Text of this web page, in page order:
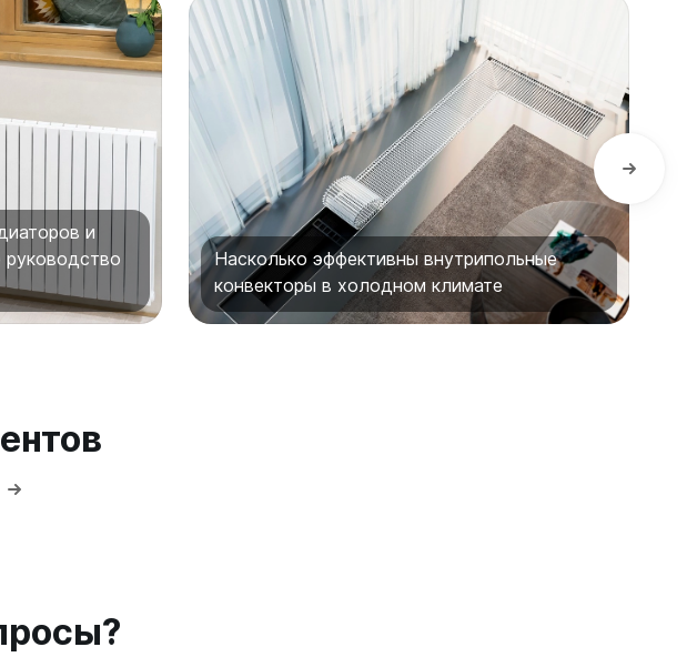
и
Насколько эффективны внутрипольные
конвекторы в холодном климате